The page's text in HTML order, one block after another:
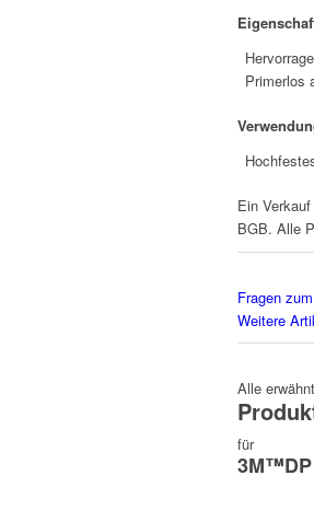
Primerlos
Ein
BGB. Alle
Fragen
Weitere
Alle
für